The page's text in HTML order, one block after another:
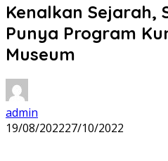
Kenalkan Sejarah,
Punya Program
Museum
admin
19/08/202227/10/2022